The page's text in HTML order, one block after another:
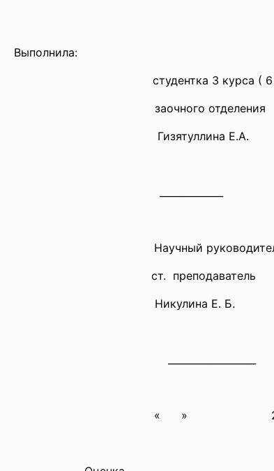
студентка 3 курса ( 6
заочного отделения
Гизятуллина Е.А.
Научный
ст. преподаватель
Никулина Е. Б.
« »